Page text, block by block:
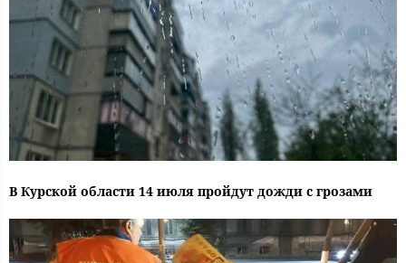
В Курской области 14 июля пройдут дожди с грозами